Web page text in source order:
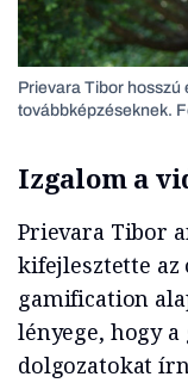
Prievara Tibor hosszú
továbbképzéseknek.
Izgalom a
Prievara Tibor
kifejlesztette az
gamification
lényege, hogy
dolgozatokat